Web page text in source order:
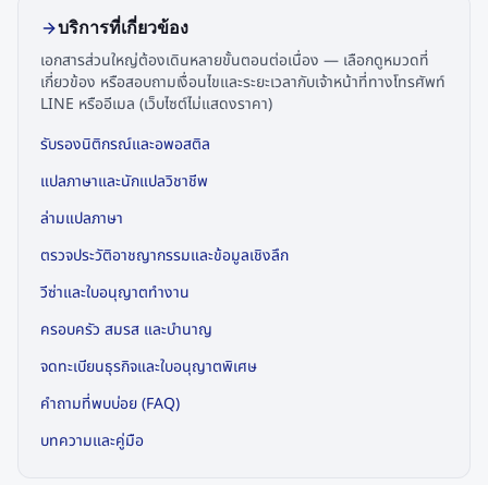
บริการที่เกี่ยวข้อง
เอกสารส่วนใหญ่ต้องเดินหลายขั้นตอนต่อเนื่อง — เลือกดูหมวดที่
เกี่ยวข้อง หรือสอบถามเงื่อนไขและระยะเวลากับเจ้าหน้าที่ทางโทรศัพท์
LINE หรืออีเมล (เว็บไซต์ไม่แสดงราคา)
รับรองนิติกรณ์และอพอสติล
แปลภาษาและนักแปลวิชาชีพ
ล่ามแปลภาษา
ตรวจประวัติอาชญากรรมและข้อมูลเชิงลึก
วีซ่าและใบอนุญาตทำงาน
ครอบครัว สมรส และบำนาญ
จดทะเบียนธุรกิจและใบอนุญาตพิเศษ
คำถามที่พบบ่อย (FAQ)
บทความและคู่มือ